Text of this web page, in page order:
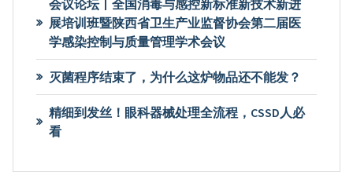
会议论坛丨全国消毒与感控新标准新技术新进
展培训班暨陕西省卫生产业监督协会第二届医
学感染控制与质量管理学术会议
灭菌程序结束了，为什么这炉物品还不能发？
精细到发丝！眼科器械处理全流程，CSSD人必
看